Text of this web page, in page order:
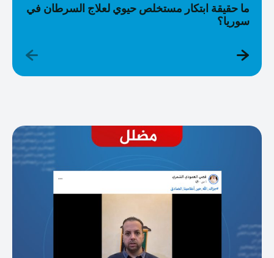
ما حقيقة ابتكار مستخلص حيوي لعلاج السرطان في
سوريا؟